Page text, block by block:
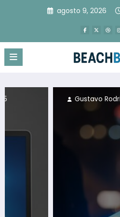
agosto 9, 2026
Gustavo Rodrigues